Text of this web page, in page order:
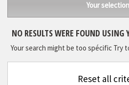
Our agency
Estimate
Your
NO RESULTS WERE FOUND USING
Your search might be too spécific Try
Reset all